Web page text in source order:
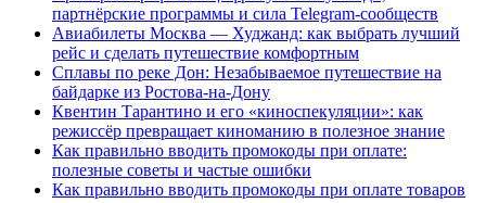
партнёрские программы и сила Telegram-сообществ
Авиабилеты Москва — Худжанд: как выбрать лучший
рейс и сделать путешествие комфортным
Сплавы по реке Дон: Незабываемое путешествие на
байдарке из Ростова-на-Дону
Квентин Тарантино и его «киноспекуляции»: как
режиссёр превращает киноманию в полезное знание
Как правильно вводить промокоды при оплате:
полезные советы и частые ошибки
Как правильно вводить промокоды при оплате товаров